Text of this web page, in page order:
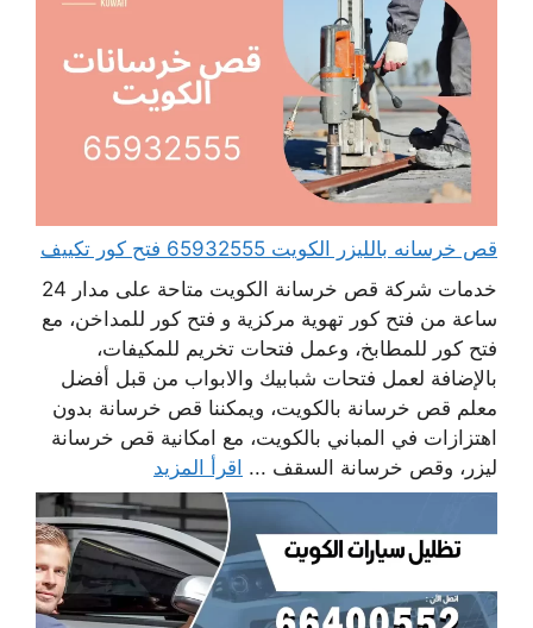
قص خرسانه بالليزر الكويت 65932555 فتح كور تكييف
خدمات شركة قص خرسانة الكويت متاحة على مدار 24
ساعة من فتح كور تهوية مركزية و فتح كور للمداخن، مع
فتح كور للمطابخ، وعمل فتحات تخريم للمكيفات،
بالإضافة لعمل فتحات شبابيك والابواب من قبل أفضل
معلم قص خرسانة بالكويت، ويمكننا قص خرسانة بدون
اهتزازات في المباني بالكويت، مع امكانية قص خرسانة
ليزر، وقص خرسانة السقف ... اقرأ المزيد